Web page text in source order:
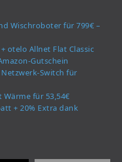
Wischroboter für 799€ –
otelo Allnet Flat Classic
Gutschein
Netzwerk-Switch für
Wärme für 53,54€
+ 20% Extra dank